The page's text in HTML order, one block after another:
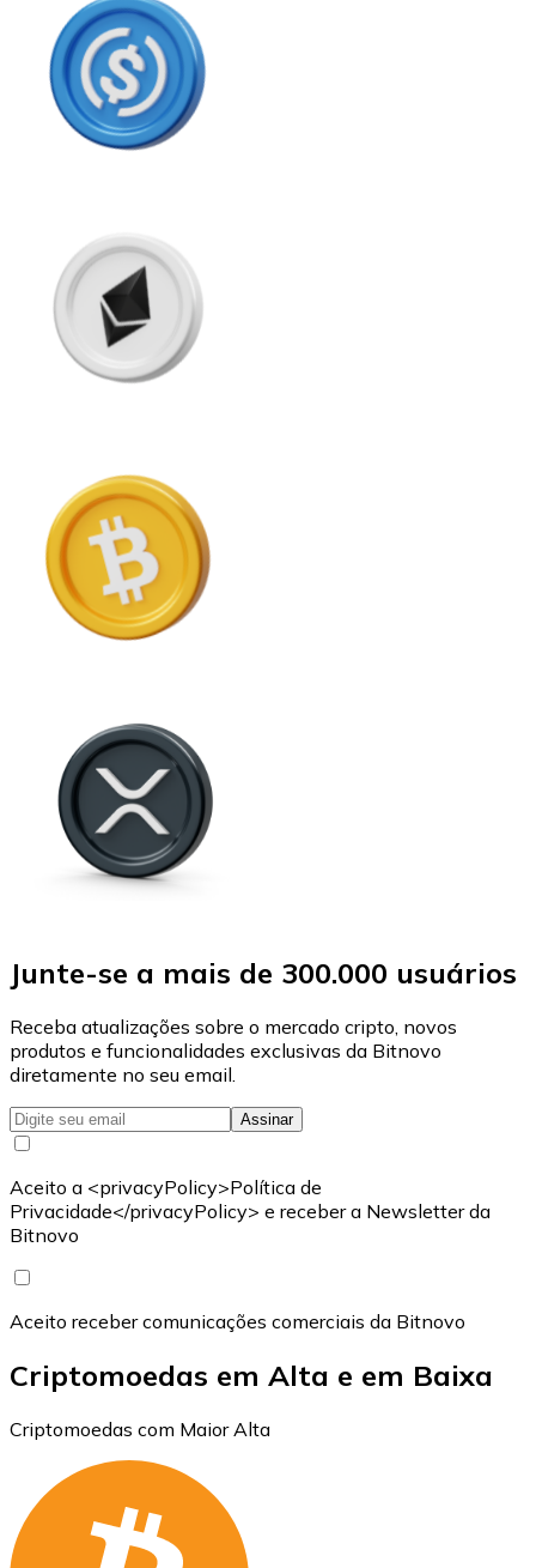
Junte-se a mais de 300.000 usuários
Receba atualizações sobre o mercado cripto, novos
produtos e funcionalidades exclusivas da Bitnovo
diretamente no seu email.
Assinar
Aceito a <privacyPolicy>Política de
Privacidade</privacyPolicy> e receber a Newsletter da
Bitnovo
Aceito receber comunicações comerciais da Bitnovo
Criptomoedas em Alta e em Baixa
Criptomoedas com Maior Alta